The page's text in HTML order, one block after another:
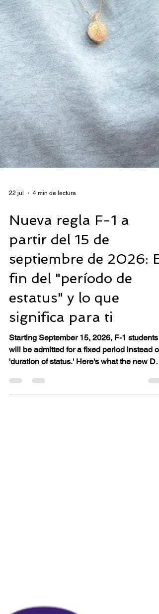
22 jul 4 min de lectura
Nueva regla F-1 a
partir del 15 de
septiembre de 2026: El
fin del "período de
estatus" y lo que
significa para ti
will be admitted for a fixed period instead of
'duration of status.' Here's what the new